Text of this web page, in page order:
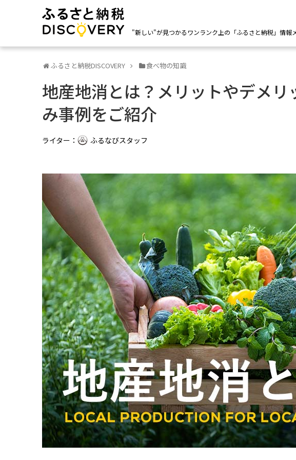
"新しい"が見つかるワンランク上の「ふるさと納税」情報
ふるさと納税DISCOVERY 食べ物の知識
地産地消とは？メリットやデメリ
み事例をご紹介
ライター：
ふるなびスタッフ